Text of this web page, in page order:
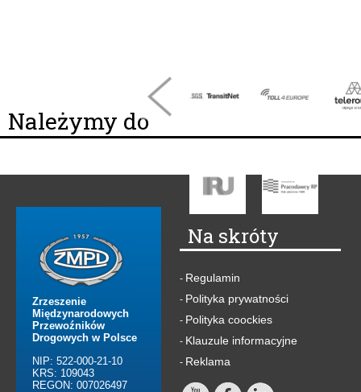
Należymy do
Zrzeszenie
Międzynarodowych
Przewoźników
Drogowych w Polsce
NIP: 522-000-21-10
KRS: 109043
REGON: 007026497
Na skróty
- Regulamin
- Polityka prywatności
- Polityka coockies
- Klauzule informacyjne
- Reklama